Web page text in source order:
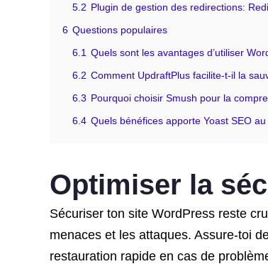
5.2 Plugin de gestion des redirections:
6 Questions populaires
6.1 Quels sont les avantages d’utiliser
6.2 Comment UpdraftPlus facilite-t-il la
6.3 Pourquoi choisir Smush pour la
6.4 Quels bénéfices apporte Yoast SEO
Optimiser la
Sécuriser ton site WordPress reste
menaces et les attaques. Assure-toi
restauration rapide en cas de